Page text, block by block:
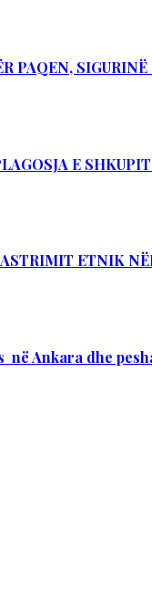
PAQEN,
E
ETNIK
në Ankara dhe